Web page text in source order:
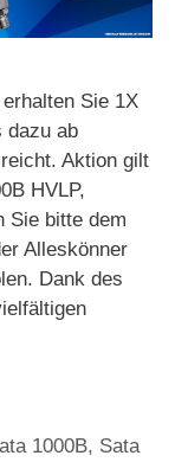
Sie 1X
dazu ab
Aktion gilt
HVLP,
Sie bitte dem
Alleskönner
Dank des
1000B, Sata